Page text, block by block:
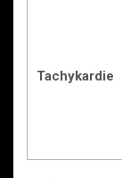
Tachykardie